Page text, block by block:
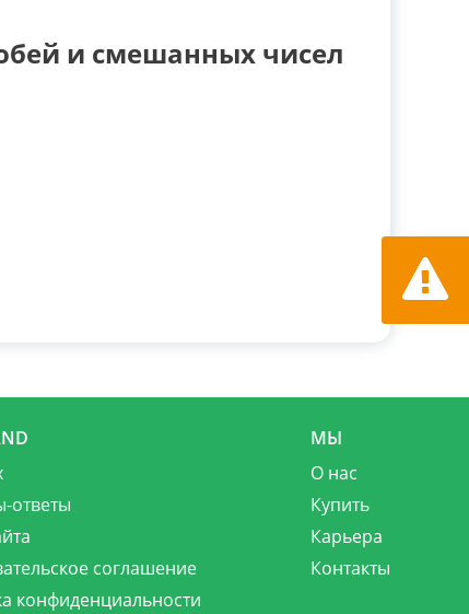
и смешанных чисел
ответы
соглашение
конфиденциальности
МЫ
О нас
Купить
Карьера
Контакты